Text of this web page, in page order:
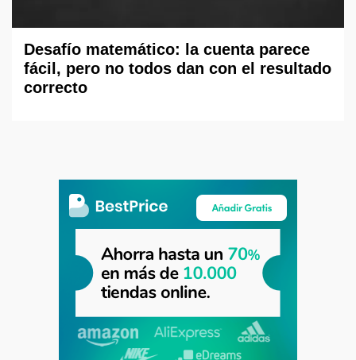
Desafío matemático: la cuenta parece
fácil, pero no todos dan con el resultado
correcto